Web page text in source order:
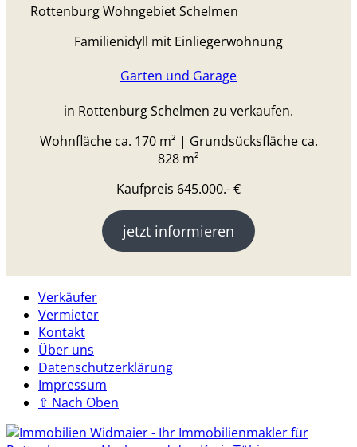
Rottenburg Wohngebiet Schelmen
Familienidyll mit Einliegerwohnung
Garten und Garage
in Rottenburg Schelmen zu verkaufen.
Wohnfläche ca. 170 m² | Grundsücksfläche ca.
828 m²
Kaufpreis 645.000.- €
jetzt informieren
Verkäufer
Vermieter
Kontakt
Über uns
Datenschutzerklärung
Impressum
⇧ Nach Oben